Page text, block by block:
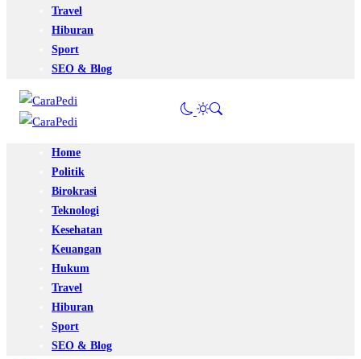
Travel
Hiburan
Sport
SEO & Blog
Home
Politik
Birokrasi
Teknologi
Kesehatan
Keuangan
Hukum
Travel
Hiburan
Sport
SEO & Blog